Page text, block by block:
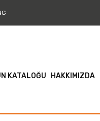
KATALOĞU HAKKIMIZDA